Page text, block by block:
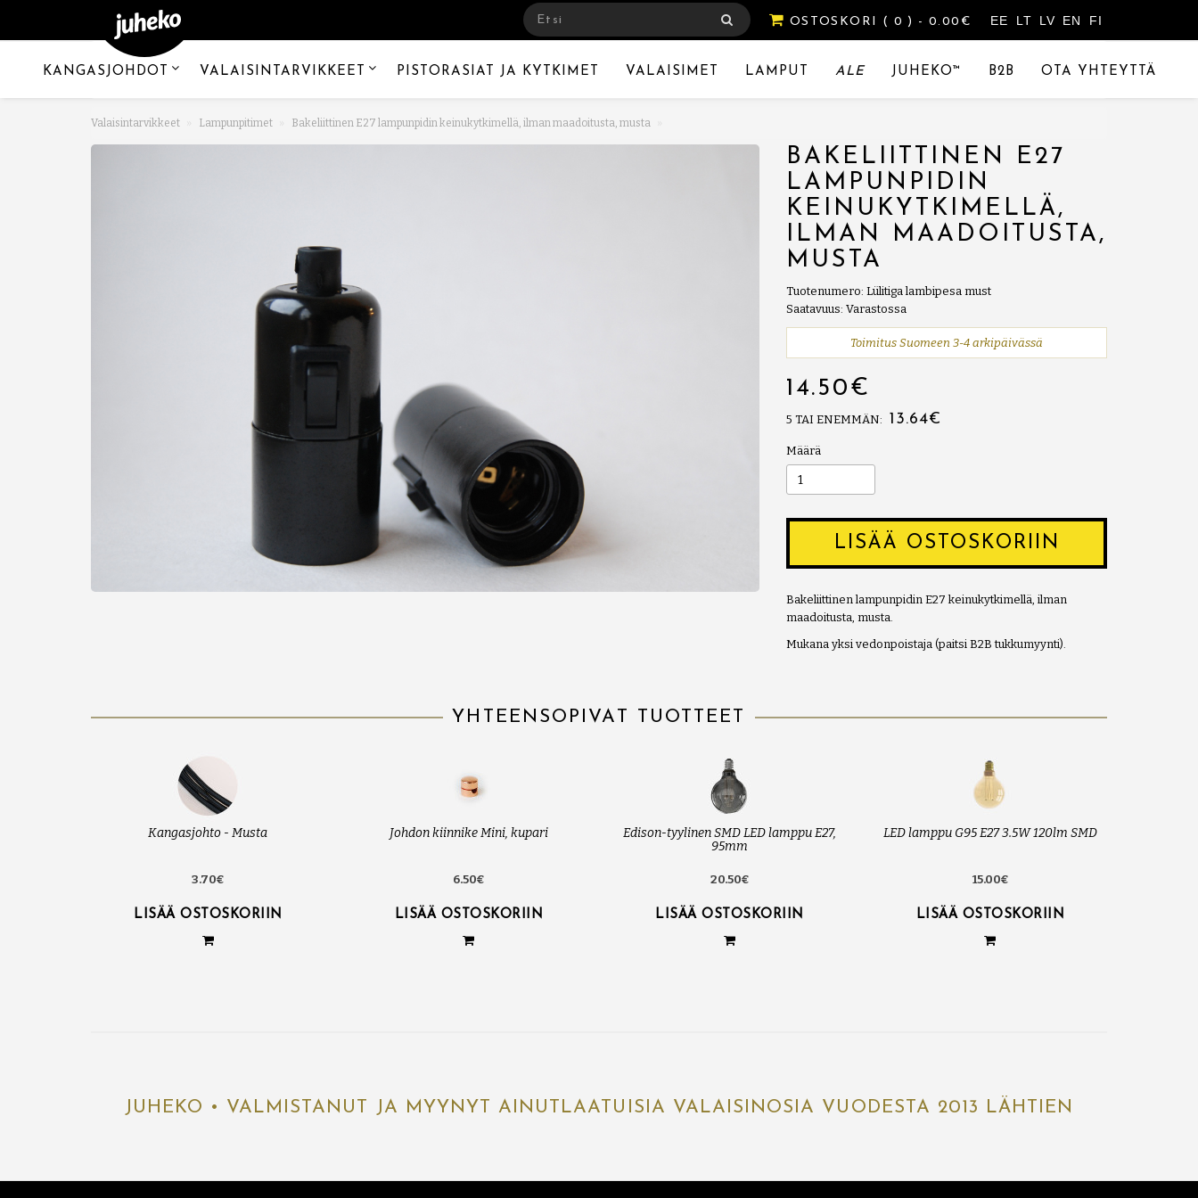
EE LT LV EN FI
OSTOSKORI ( 0 ) - 0.00€
KANGASJOHDOT VALAISINTARVIKKEET PISTORASIAT JA KYTKIMET VALAISIMET LAMPUT ALE JUHEKO™ B2B OTA YHTEYTTÄ
Valaisintarvikkeet Lampunpitimet Bakeliittinen E27 lampunpidin keinukytkimellä, ilman maadoitusta, musta
BAKELIITTINEN E27
LAMPUNPIDIN
KEINUKYTKIMELLÄ,
ILMAN MAADOITUSTA,
MUSTA
Tuotenumero: Lülitiga lambipesa must
Saatavuus: Varastossa
Toimitus Suomeen 3-4 arkipäivässä
14.50€
5 TAI ENEMMÄN: 13.64€
Määrä
LISÄÄ OSTOSKORIIN
Bakeliittinen lampunpidin E27 keinukytkimellä, ilman
maadoitusta, musta.
Mukana yksi vedonpoistaja (paitsi B2B tukkumyynti).
YHTEENSOPIVAT TUOTTEET
Kangasjohto - Musta
3.70€
LISÄÄ OSTOSKORIIN
Johdon kiinnike Mini, kupari
6.50€
LISÄÄ OSTOSKORIIN
Edison-tyylinen SMD LED lamppu E27,
95mm
20.50€
LISÄÄ OSTOSKORIIN
LED lamppu G95 E27 3.5W 120lm SMD
15.00€
LISÄÄ OSTOSKORIIN
JUHEKO • VALMISTANUT JA MYYNYT AINUTLAATUISIA VALAISINOSIA VUODESTA 2013 LÄHTIEN